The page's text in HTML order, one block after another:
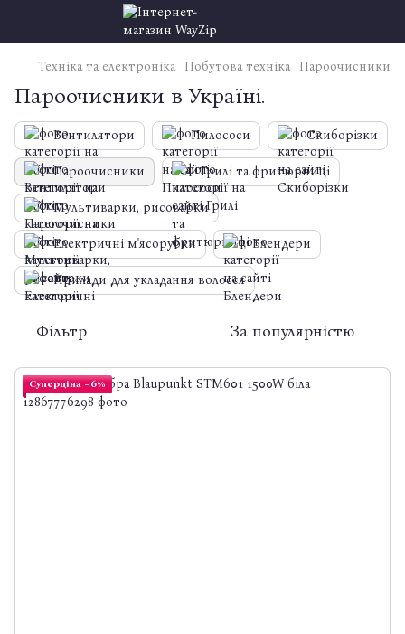
Техніка та електроніка Побутова техніка Пароочисники
Пароочисники в Україні.
Вентилятори Пилососи Скиборізки
Пароочисники Грилі та фритюрниці
Мультиварки, рисоварки
Електричні м'ясорубки Блендери
Прилади для укладання волосся
Фільтр За популярністю
Суперціна −6%